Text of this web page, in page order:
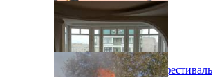
В Киеве состоится эко-фестиваль